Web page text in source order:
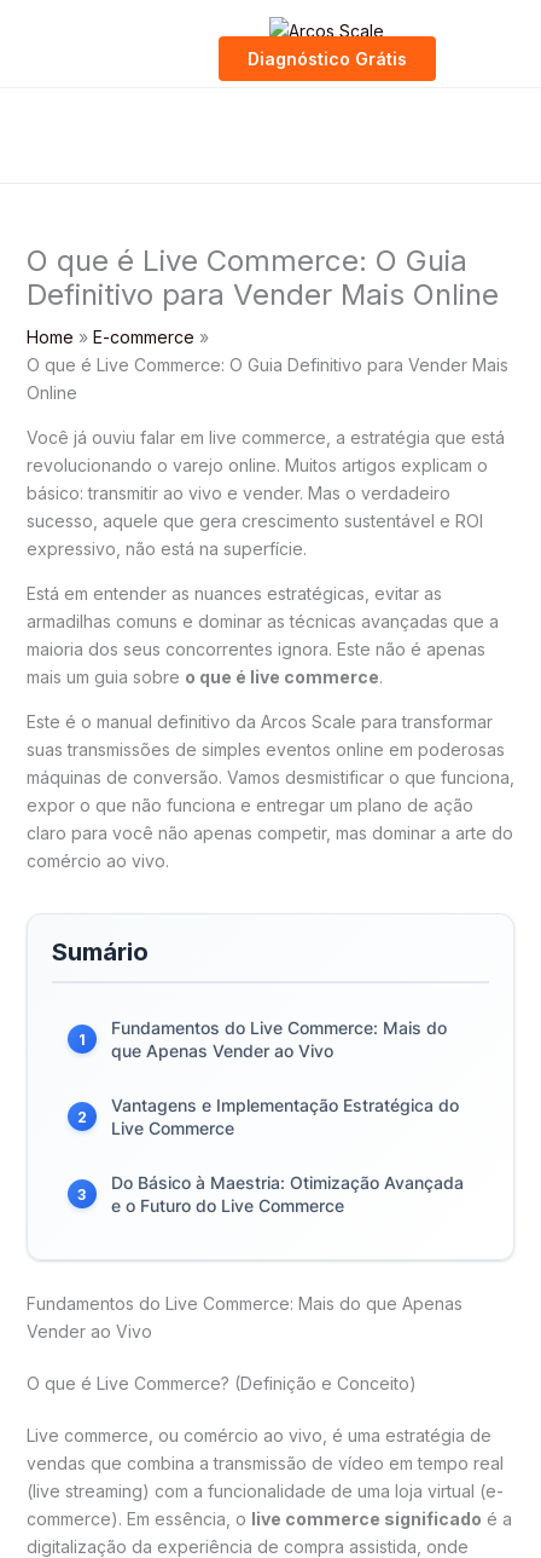
Diagnóstico Grátis
O que é Live Commerce: O Guia
Definitivo para Vender Mais Online
Home
E-commerce
O que é Live Commerce: O Guia Definitivo para Vender Mais
Online
Você já ouviu falar em live commerce, a estratégia que está
revolucionando o varejo online. Muitos artigos explicam o
básico: transmitir ao vivo e vender. Mas o verdadeiro
sucesso, aquele que gera crescimento sustentável e ROI
expressivo, não está na superfície.
Está em entender as nuances estratégicas, evitar as
armadilhas comuns e dominar as técnicas avançadas que a
maioria dos seus concorrentes ignora. Este não é apenas
mais um guia sobre o que é live commerce.
Este é o manual definitivo da Arcos Scale para transformar
suas transmissões de simples eventos online em poderosas
máquinas de conversão. Vamos desmistificar o que funciona,
expor o que não funciona e entregar um plano de ação
claro para você não apenas competir, mas dominar a arte do
comércio ao vivo.
Sumário
1
Fundamentos do Live Commerce: Mais do
que Apenas Vender ao Vivo
2
Vantagens e Implementação Estratégica do
Live Commerce
3
Do Básico à Maestria: Otimização Avançada
e o Futuro do Live Commerce
Fundamentos do Live Commerce: Mais do que Apenas
Vender ao Vivo
O que é Live Commerce? (Definição e Conceito)
Live commerce, ou comércio ao vivo, é uma estratégia de
vendas que combina a transmissão de vídeo em tempo real
(live streaming) com a funcionalidade de uma loja virtual (e-
commerce). Em essência, o live commerce significado é a
digitalização da experiência de compra assistida, onde